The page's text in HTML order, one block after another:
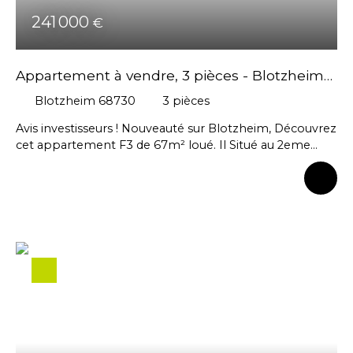
241 000 €
Appartement à vendre, 3 pièces - Blotzheim
68730
Blotzheim 68730 3 pièces
Avis investisseurs ! Nouveauté sur Blotzheim, Découvrez
cet appartement F3 de 67m² loué. Il Situé au 2eme
étage d'une résidence avec ascenseur il comprend :
Une entrée avec placard, un salon/séjour avec cuisine
équipée. L'espace nuit comprend 2 chambres, une salle
compléter ce lot. Proche de toutes commodités
environnantes : frontières, commerces, grands axes